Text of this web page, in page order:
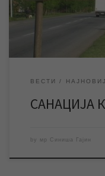
изводити радове на
ВЕСТИ
САНАЦИЈА
by мр Синиша Гајин